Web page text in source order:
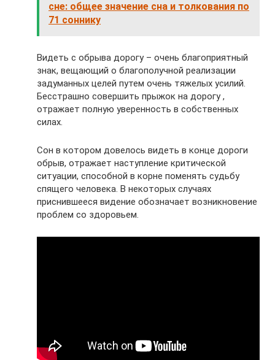
сне: общее значение сна и толкования по
71 соннику
Видеть с обрыва дорогу – очень благоприятный
знак, вещающий о благополучной реализации
задуманных целей путем очень тяжелых усилий.
Бесстрашно совершить прыжок на дорогу ,
отражает полную уверенность в собственных
силах.
Сон в котором довелось видеть в конце дороги
обрыв, отражает наступление критической
ситуации, способной в корне поменять судьбу
спящего человека. В некоторых случаях
приснившееся видение обозначает возникновение
проблем со здоровьем.